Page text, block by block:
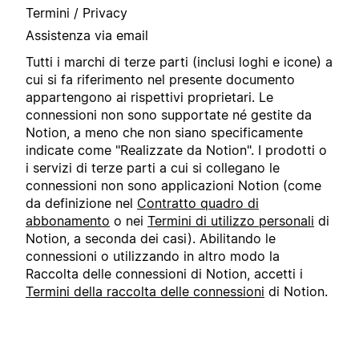
Termini / Privacy
Assistenza via email
Tutti i marchi di terze parti (inclusi loghi e icone) a
cui si fa riferimento nel presente documento
appartengono ai rispettivi proprietari. Le
connessioni non sono supportate né gestite da
Notion, a meno che non siano specificamente
indicate come "Realizzate da Notion". I prodotti o
i servizi di terze parti a cui si collegano le
connessioni non sono applicazioni Notion (come
da definizione nel Contratto quadro di
abbonamento o nei Termini di utilizzo personali di
Notion, a seconda dei casi). Abilitando le
connessioni o utilizzando in altro modo la
Raccolta delle connessioni di Notion, accetti i
Termini della raccolta delle connessioni di Notion.